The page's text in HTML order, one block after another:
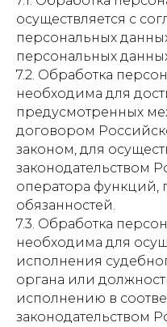
осуществляется с
персональных
персональных
7.2. Обработка
необходима для
предусмотренных
договором
законом, для
законодательством
оператора функций,
обязанностей.
7.3. Обработка
необходима для
исполнения
органа или
исполнению в
законодательством